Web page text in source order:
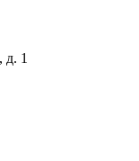
д. 1